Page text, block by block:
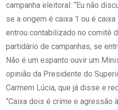
campanha eleitoral: “Eu não
se a origem é caixa 1 ou é
entrou contabilizado no comitê
partidário de campanhas, se
Não é um espanto ouvir um
opinião da Presidente do
Carmem Lúcia, que já disse e
“Caixa dois é crime e agressão